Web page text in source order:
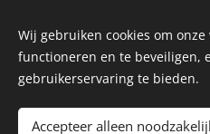
Toevoegen
Wij gebruiken cookies om
functioneren en te beveiligen,
gebruikerservaring te bieden.
Accepteer alleen